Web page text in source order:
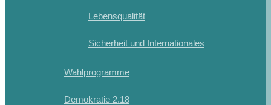
Lebensqualität
Sicherheit und Internationales
Wahlprogramme
Demokratie 2.18